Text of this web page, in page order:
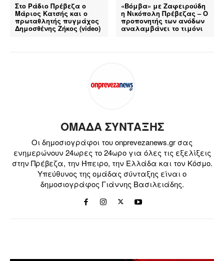
Στο Ράδιο Πρέβεζα ο
Μάριος Κατσής και ο
πρωταθλητής πυγμάχος
Δημοσθένης Ζήκος (video)
«Βόμβα» με Ζαφειρούδη
η Νικόπολη Πρέβεζας – Ο
προπονητής των ανόδων
αναλαμβάνει το τιμόνι
ΟΜΑΔΑ ΣΥΝΤΑΞΗΣ
Οι δημοσιογράφοι του onprevezanews.gr σας
ενημερώνουν 24ωρες το 24ωρο για όλες τις εξελίξεις
στην Πρέβεζα, την Ήπειρο, την Ελλάδα και τον Κόσμο.
Υπεύθυνος της ομάδας σύνταξης είναι ο
δημοσιογράφος Γιάννης Βασιλειάδης.